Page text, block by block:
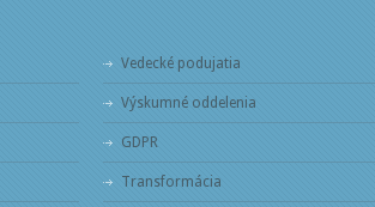
Vedecké podujatia
Výskumné oddelenia
GDPR
Transformácia